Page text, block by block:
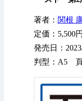
著者： 関根
定価：5,500
発売日：
判型：A5